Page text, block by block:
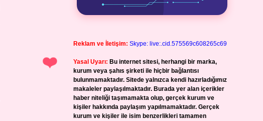
Reklam ve İletişim: Skype: live:.cid.575569c608265c69
Yasal Uyarı: Bu internet sitesi, herhangi bir marka,
kurum veya şahıs şirketi ile hiçbir bağlantısı
bulunmamaktadır. Sitede yalnızca kendi hazırladığımız
makaleler paylaşılmaktadır. Burada yer alan içerikler
haber niteliği taşımamakta olup, gerçek kurum ve
kişiler hakkında paylaşım yapılmamaktadır. Gerçek
kurum ve kişiler ile isim benzerlikleri tamamen